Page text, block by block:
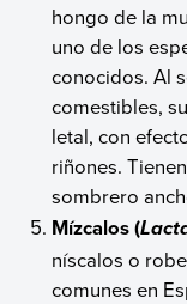
hongo de la
uno de los
conocidos. Al
comestibles,
letal, con
riñones.
sombrero
Mízcalos (
níscalos o
comunes en